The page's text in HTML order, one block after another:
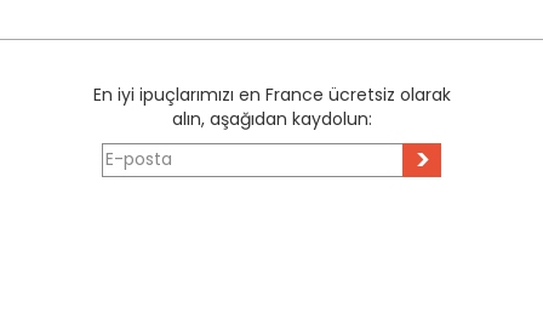
öne çıkmaktadır.
En iyi ipuçlarımızı en France ücretsiz olarak
alın, aşağıdan kaydolun:
>